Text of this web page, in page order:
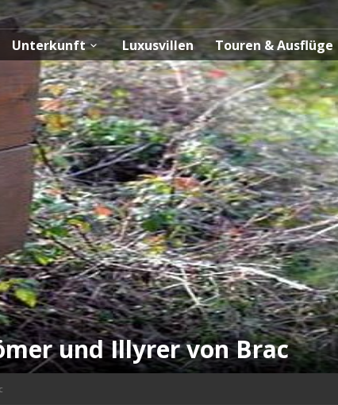
Unterkunft Luxusvillen Touren & Ausflüge
und Illyrer von Brac